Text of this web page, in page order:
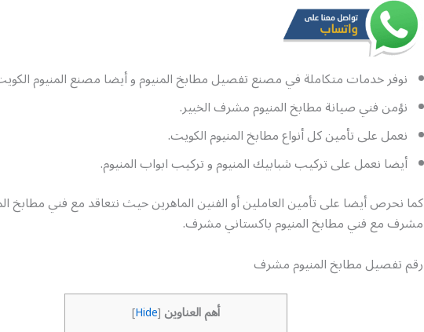
نوفر خدمات متكاملة في مصنع تفصيل مطابخ المنيوم و أيضا مصنع المنيوم
نؤمن فني صيانة مطابخ المنيوم مشرف الخبير.
نعمل على تأمين كل أنواع مطابخ المنيوم الكويت.
أيضا نعمل على تركيب شبابيك المنيوم و تركيب ابواب المنيوم.
كما نحرص أيضا على تأمين العاملين أو الفنين الماهرين حيث نتعاقد مع فني مطابخ
مشرف مع فني مطابخ المنيوم باكستاني مشرف.
رقم تفصيل مطابخ المنيوم مشرف
أهم العناوين [
Hide
]